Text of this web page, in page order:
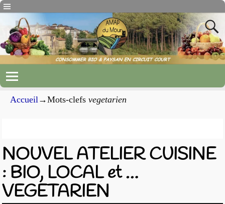
Accueil→Mots-clefs vegetarien
NOUVEL ATELIER CUISINE
: BIO, LOCAL et …
VEGETARIEN